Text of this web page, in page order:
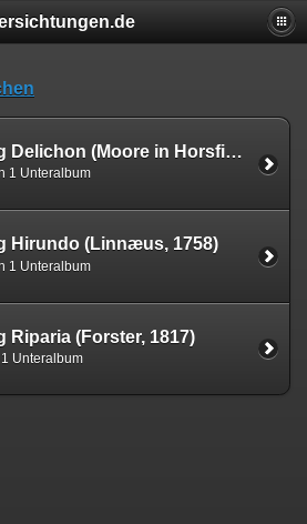
Gattung Delichon (Moore in Horsfield & Moore, 1854)
1 Unteralbum
Hirundo (Linnæus, 1758)
1 Unteralbum
Riparia (Forster, 1817)
Unteralbum